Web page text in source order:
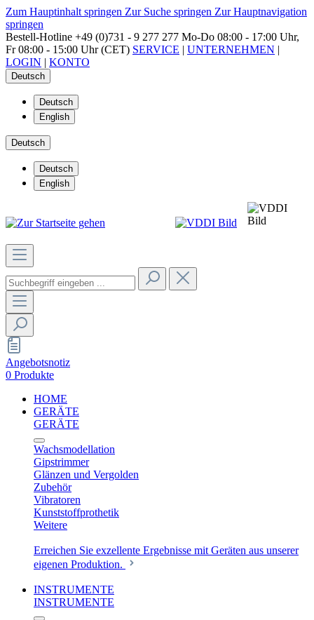
Zum Hauptinhalt springen Zur Suche springen Zur Hauptnavigation
springen
Bestell-Hotline +49 (0)731 - 9 277 277 Mo-Do 08:00 - 17:00 Uhr,
Fr 08:00 - 15:00 Uhr (CET) SERVICE | UNTERNEHMEN |
LOGIN | KONTO
Deutsch
Deutsch
English
Deutsch
Deutsch
English
Angebotsnotiz
0 Produkte
HOME
GERÄTE
GERÄTE
Wachsmodellation
Gipstrimmer
Glänzen und Vergolden
Zubehör
Vibratoren
Kunststoffprothetik
Weitere
Erreichen Sie exzellente Ergebnisse mit Geräten aus unserer
eigenen Produktion.
INSTRUMENTE
INSTRUMENTE